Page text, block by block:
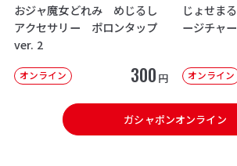
おジャ魔女どれみ めじるし
アクセサリー ポロンタップ
ver. 2
オンライン 300 円
じょせま
ージチャ
オンライン
ガシャポンオンライン